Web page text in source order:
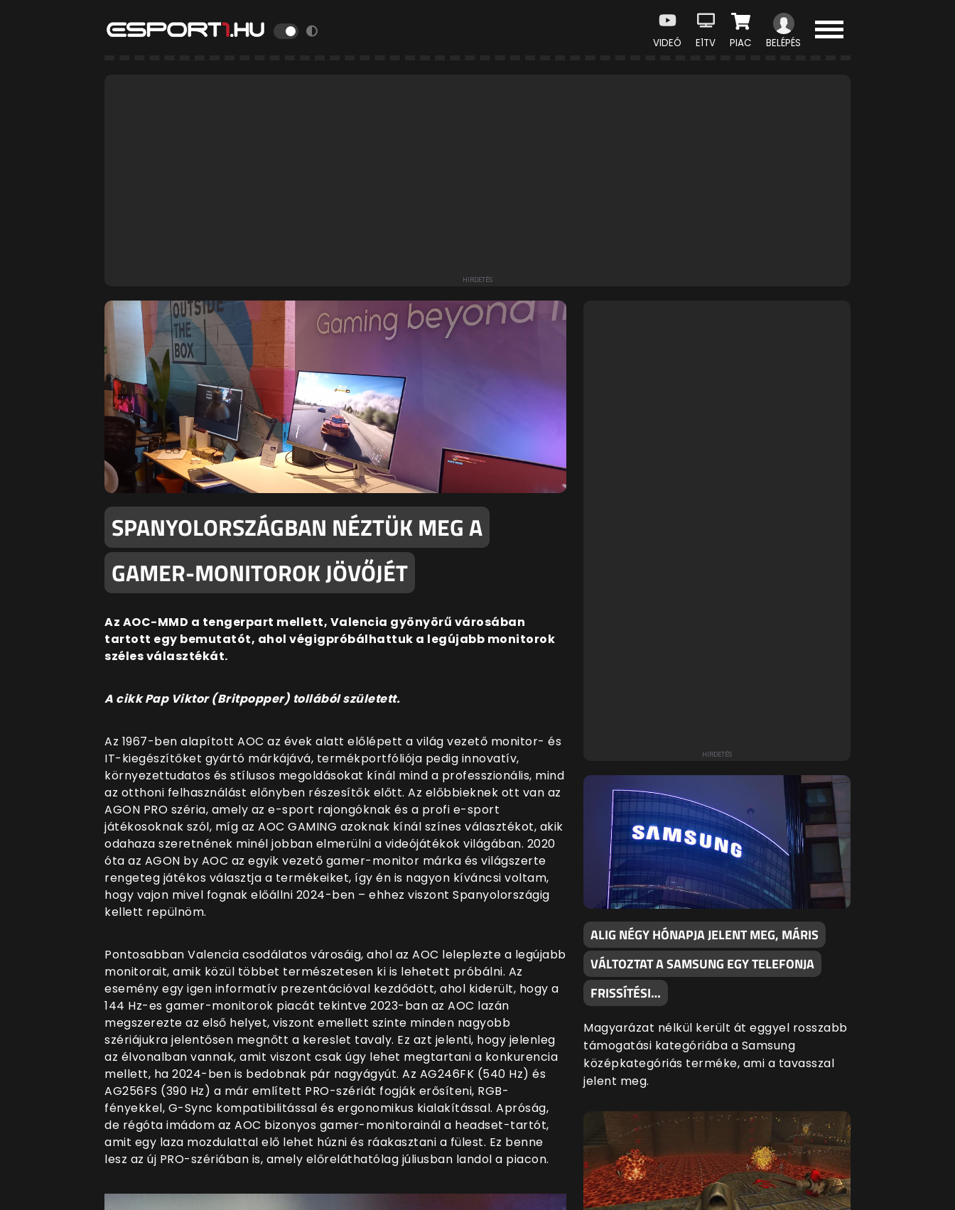
VIDEÓ E1TV PIAC BELÉPÉS
SPANYOLORSZÁGBAN NÉZTÜK MEG A
GAMER-MONITOROK JÖVŐJÉT
Az AOC-MMD a tengerpart mellett, Valencia gyönyörű városában
tartott egy bemutatót, ahol végigpróbálhattuk a legújabb monitorok
széles választékát.
A cikk Pap Viktor (Britpopper) tollából született.
Az 1967-ben alapított AOC az évek alatt előlépett a világ vezető monitor- és
IT-kiegészítőket gyártó márkájává, termékportfóliója pedig innovatív,
környezettudatos és stílusos megoldásokat kínál mind a professzionális, mind
az otthoni felhasználást előnyben részesítők előtt. Az előbbieknek ott van az
AGON PRO széria, amely az e-sport rajongóknak és a profi e-sport
játékosoknak szól, míg az AOC GAMING azoknak kínál színes választékot, akik
odahaza szeretnének minél jobban elmerülni a videójátékok világában. 2020
óta az AGON by AOC az egyik vezető gamer-monitor márka és világszerte
rengeteg játékos választja a termékeiket, így én is nagyon kíváncsi voltam,
hogy vajon mivel fognak előállni 2024-ben – ehhez viszont Spanyolországig
kellett repülnöm.
Pontosabban Valencia csodálatos városáig, ahol az AOC leleplezte a legújabb
monitorait, amik közül többet természetesen ki is lehetett próbálni. Az
esemény egy igen informatív prezentációval kezdődött, ahol kiderült, hogy a
144 Hz-es gamer-monitorok piacát tekintve 2023-ban az AOC lazán
megszerezte az első helyet, viszont emellett szinte minden nagyobb
szériájukra jelentősen megnőtt a kereslet tavaly. Ez azt jelenti, hogy jelenleg
az élvonalban vannak, amit viszont csak úgy lehet megtartani a konkurencia
mellett, ha 2024-ben is bedobnak pár nagyágyút. Az AG246FK (540 Hz) és
AG256FS (390 Hz) a már említett PRO-szériát fogják erősíteni, RGB-
fényekkel, G-Sync kompatibilitással és ergonomikus kialakítással. Apróság,
de régóta imádom az AOC bizonyos gamer-monitorainál a headset-tartót,
amit egy laza mozdulattal elő lehet húzni és ráakasztani a fülest. Ez benne
lesz az új PRO-szériában is, amely előreláthatólag júliusban landol a piacon.
ALIG NÉGY HÓNAPJA JELENT MEG, MÁRIS
VÁLTOZTAT A SAMSUNG EGY TELEFONJA
FRISSÍTÉSI…
Magyarázat nélkül került át eggyel rosszabb
támogatási kategóriába a Samsung
középkategóriás terméke, ami a tavasszal
jelent meg.